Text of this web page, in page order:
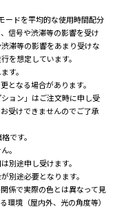
ードを平均的な使用時間配分
信号や渋滞等の影響を受け
滞等の影響をあまり受けな
を想定しています。
す。
となる場合があります。
ョン」はご注文時に申し受
受けできませんのでご了承
です。
。
別途申し受けます。
別途必要となります。
係で実際の色とは異なって見
環境（屋内外、光の角度等）